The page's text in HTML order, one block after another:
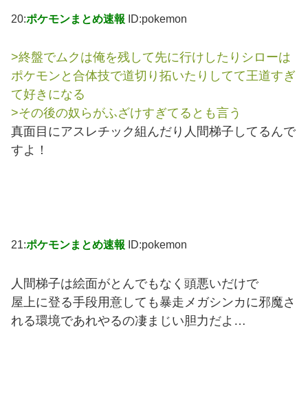
20:ポケモンまとめ速報 ID:pokemon
>終盤でムクは俺を残して先に行けしたりシローは
ポケモンと合体技で道切り拓いたりしてて王道すぎ
て好きになる
>その後の奴らがふざけすぎてるとも言う
真面目にアスレチック組んだり人間梯子してるんで
すよ！
21:ポケモンまとめ速報 ID:pokemon
人間梯子は絵面がとんでもなく頭悪いだけで
屋上に登る手段用意しても暴走メガシンカに邪魔さ
れる環境であれやるの凄まじい胆力だよ…